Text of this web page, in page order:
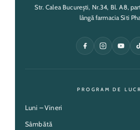
Str. Calea București, Nr.34, Bl. A8,
lângă farmacia Siti
PROGRAM DE
Luni – Vineri
Sâmbătă